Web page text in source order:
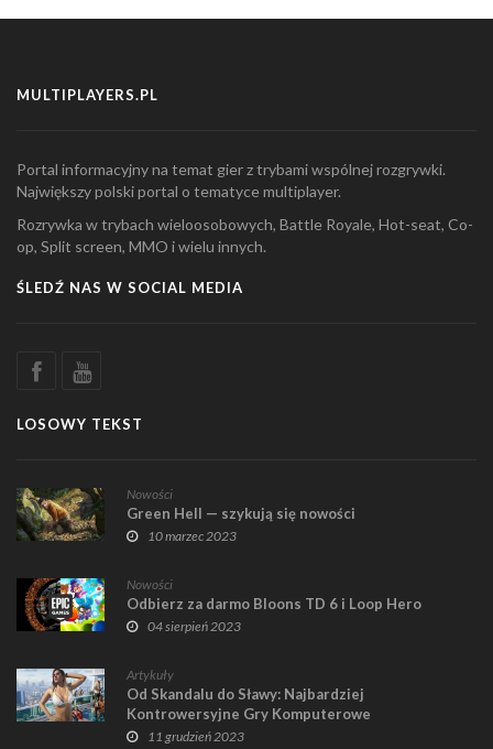
MULTIPLAYERS.PL
Portal informacyjny na temat gier z trybami wspólnej rozgrywki.
Największy polski portal o tematyce multiplayer.
Rozrywka w trybach wieloosobowych, Battle Royale, Hot-seat, Co-
op, Split screen, MMO i wielu innych.
ŚLEDŹ NAS W SOCIAL MEDIA
LOSOWY TEKST
Nowości
Green Hell — szykują się nowości
10 marzec 2023
Nowości
Odbierz za darmo Bloons TD 6 i Loop Hero
04 sierpień 2023
Artykuły
Od Skandalu do Sławy: Najbardziej
Kontrowersyjne Gry Komputerowe
11 grudzień 2023